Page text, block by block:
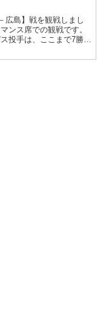
広島】戦を観戦しまし
ンス席での観戦です。
投手は、ここまで7勝6